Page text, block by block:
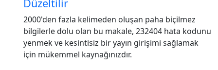
Düzeltilir
2000'den fazla kelimeden oluşan paha biçilmez
bilgilerle dolu olan bu makale, 232404 hata kodunu
yenmek ve kesintisiz bir yayın girişimi sağlamak
için mükemmel kaynağınızdır.